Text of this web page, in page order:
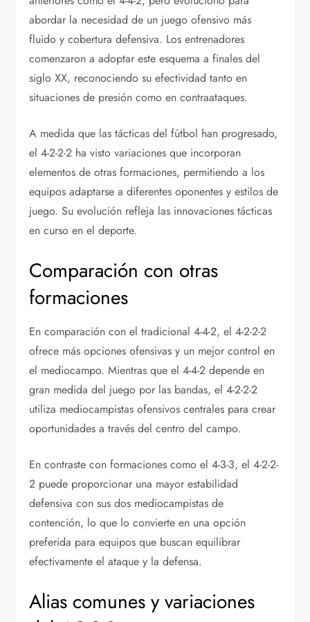
abordar la necesidad de un juego ofensivo más
fluido y cobertura defensiva. Los entrenadores
comenzaron a adoptar este esquema a finales del
siglo XX, reconociendo su efectividad tanto en
situaciones de presión como en contraataques.
A medida que las tácticas del fútbol han progresado,
el 4-2-2-2 ha visto variaciones que incorporan
elementos de otras formaciones, permitiendo a los
equipos adaptarse a diferentes oponentes y estilos de
juego. Su evolución refleja las innovaciones tácticas
en curso en el deporte.
Comparación con otras
formaciones
En comparación con el tradicional 4-4-2, el 4-2-2-2
ofrece más opciones ofensivas y un mejor control en
el mediocampo. Mientras que el 4-4-2 depende en
gran medida del juego por las bandas, el 4-2-2-2
utiliza mediocampistas ofensivos centrales para crear
oportunidades a través del centro del campo.
En contraste con formaciones como el 4-3-3, el 4-2-2-
2 puede proporcionar una mayor estabilidad
defensiva con sus dos mediocampistas de
contención, lo que lo convierte en una opción
preferida para equipos que buscan equilibrar
efectivamente el ataque y la defensa.
Alias comunes y variaciones